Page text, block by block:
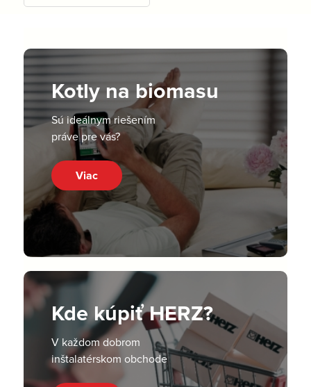
Kotly na biomasu
Sú ideálnym riešením
práve pre vás?
Viac
Kde kúpiť HERZ?
V každom dobrom
inštalatérskom obchode